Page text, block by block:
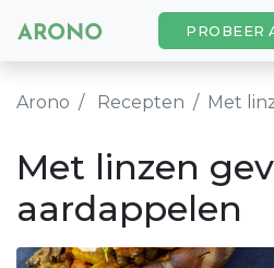
PROBEER
Arono Recepten Met linzen
Met linzen
aardappelen